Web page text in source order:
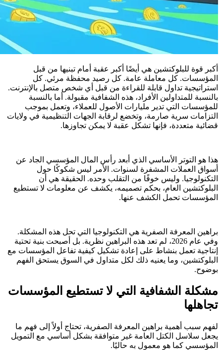
أكبر قوة للبلوكتشين هي أيضًا أكبر عقبة أمام تبنيها من قبل
المؤسسات. كل معاملة عامة. كل رصيد محفظة مرئي. كل
استراتيجية تداول قابلة للقراءة من قبل أي شخص متصل بالإنترنت.
بالنسبة للمتداولين الأفراد، هذه الشفافية مقبولة. أما بالنسبة
للمؤسسات التي تدير مليارات الأصول للعملاء، وتعمل بموجب
التزامات سرية صارمة، وتخضع لرقابة الجهات التنظيمية في ولايات
قضائية متعددة، فإنها تشكل عقبة لا يمكن تجاوزها.
هذا هو التوتر الأساسي الذي أبعد رأس المال المؤسسي الجاد عن
أسواق العملات المشفرة لسنوات. الأمر ليس شكوكًا حول
التكنولوجيا. وليس خوفًا من التقلب وحده. الحقيقة هي أن
البلوكتشين العام، بحكم تصميمه، يكشف عن معلومات لا تستطيع
المؤسسات تحمل الكشف عنها.
براهين المعرفة الصفرية هي التكنولوجيا التي تحل هذه المشكلة.
وفي عام 2026، لم تعد هذه البراهين نظرية. بل أصبحت بنية تحتية
إنتاجية تعمل بنشاط على إعادة تشكيل كيفية تفاعل المؤسسات مع
البلوكتشين، وما يعنيه ذلك لكل متداول في السوق يستحق الفهم
بوضوح.
مشكلة الشفافية التي لا تستطيع المؤسسات
تجاهلها
لفهم سبب أهمية براهين المعرفة الصفرية، تحتاج أولاً إلى فهم ما
يجعل سلاسل الكتل العامة غير متوافقة بشكل أساسي مع التمويل
المؤسسي كما هو معمول به حاليًا.